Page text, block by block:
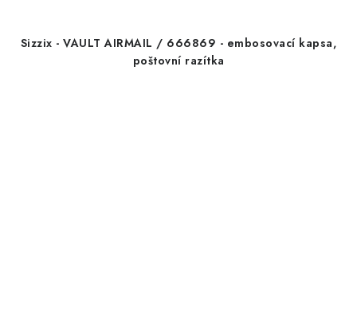
Sizzix - VAULT AIRMAIL / 666869 - embosovací kapsa,
poštovní razítka